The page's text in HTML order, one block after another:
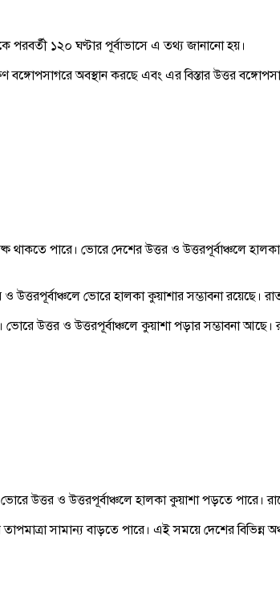
১২০ ঘণ্টার পূর্বাভাসে এ তথ্য জানানো হয়।
অবস্থান করছে এবং এর বিস্তার উত্তর
পারে। ভোরে দেশের উত্তর ও উত্তরপূর্বাঞ্চলে
ভোরে হালকা কুয়াশার সম্ভাবনা রয়েছে।
উত্তর ও উত্তরপূর্বাঞ্চলে কুয়াশা পড়ার সম্ভাবনা আছে।
ও উত্তরপূর্বাঞ্চলে হালকা কুয়াশা পড়তে পারে।
সামান্য বাড়তে পারে। এই সময়ে দেশের